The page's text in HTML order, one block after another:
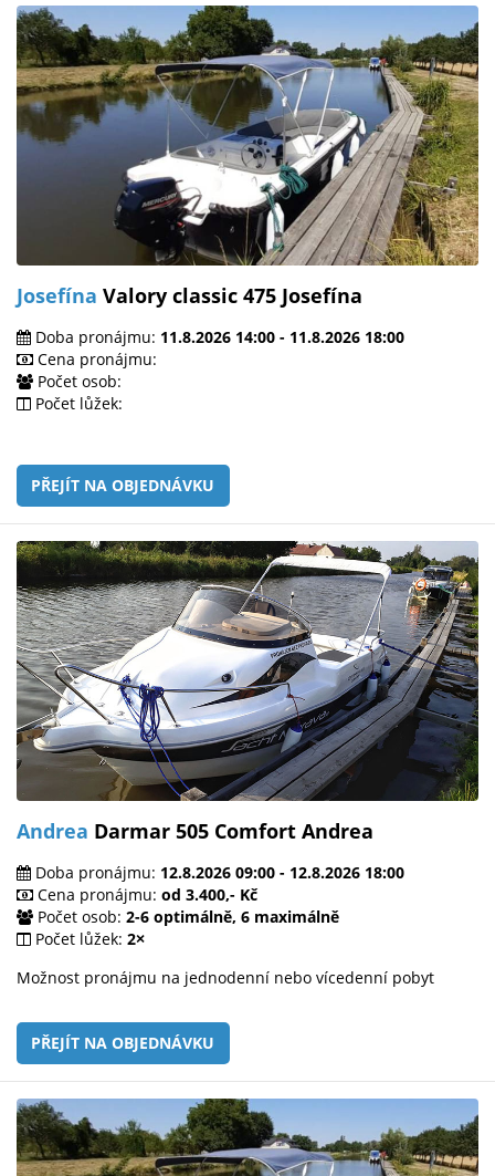
Josefína Valory classic 475 Josefína
Doba pronájmu: 11.8.2026 14:00 - 11.8.2026 18:00
Cena pronájmu:
Počet osob:
Počet lůžek:
PŘEJÍT NA OBJEDNÁVKU
Andrea Darmar 505 Comfort Andrea
Doba pronájmu: 12.8.2026 09:00 - 12.8.2026 18:00
Cena pronájmu: od 3.400,- Kč
Počet osob: 2-6 optimálně, 6 maximálně
Počet lůžek: 2×
Možnost pronájmu na jednodenní nebo vícedenní pobyt
PŘEJÍT NA OBJEDNÁVKU